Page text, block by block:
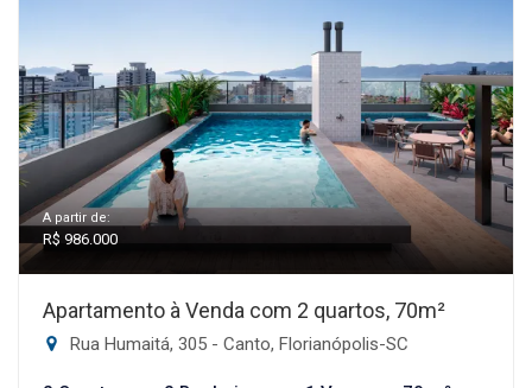
A partir de:
R$ 986.000
Apartamento à Venda com 2 quartos, 70m²
Rua Humaitá, 305 - Canto, Florianópolis-SC